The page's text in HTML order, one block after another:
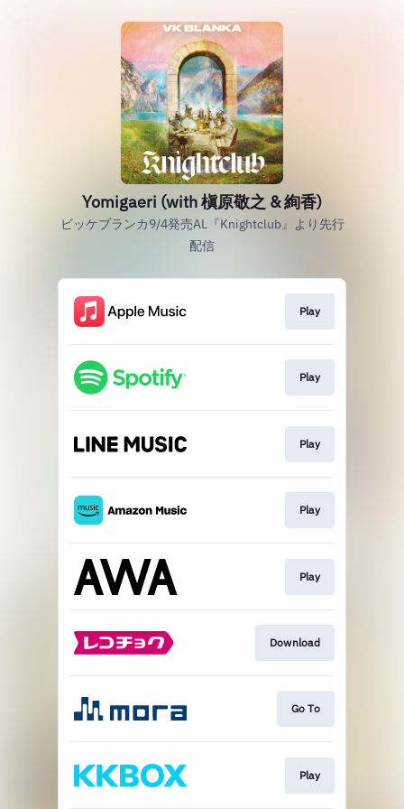
Yomigaeri (with 槇原敬之 & 絢香)
ビッケブランカ9/4発売AL『Knightclub』より先行
配信
Play
Play
Play
Play
Play
Download
Go To
Play